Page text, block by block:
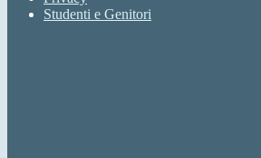
Studenti e Genitori